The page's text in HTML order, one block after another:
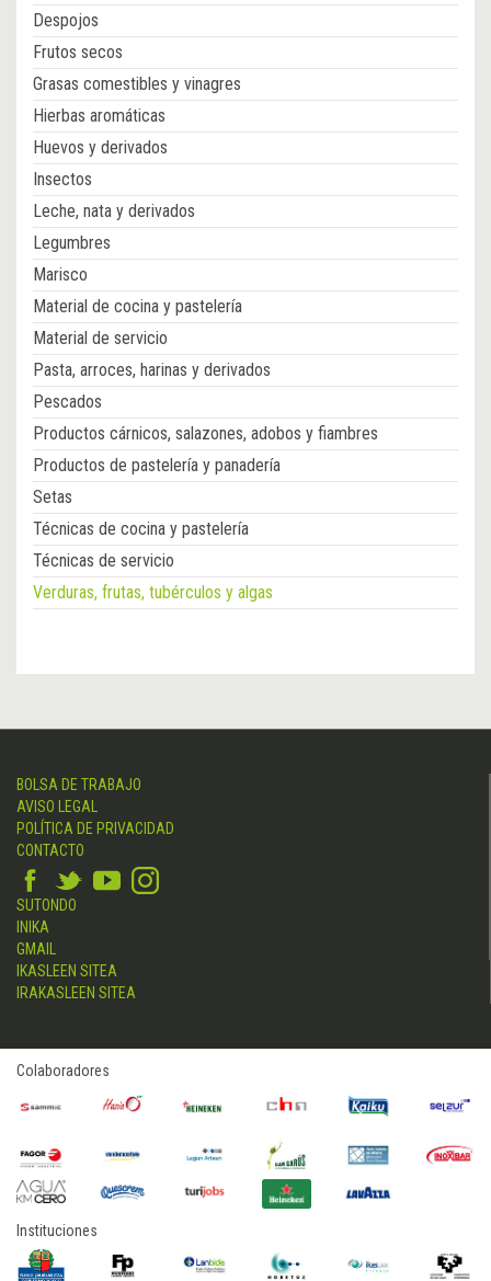
Despojos
Frutos secos
Grasas comestibles y vinagres
Hierbas aromáticas
Huevos y derivados
Insectos
Leche, nata y derivados
Legumbres
Marisco
Material de cocina y pastelería
Material de servicio
Pasta, arroces, harinas y derivados
Pescados
Productos cárnicos, salazones, adobos y fiambres
Productos de pastelería y panadería
Setas
Técnicas de cocina y pastelería
Técnicas de servicio
Verduras, frutas, tubérculos y algas
BOLSA DE TRABAJO
AVISO LEGAL
POLÍTICA DE PRIVACIDAD
CONTACTO
SUTONDO
INIKA
GMAIL
IKASLEEN SITEA
IRAKASLEEN SITEA
Colaboradores
Instituciones